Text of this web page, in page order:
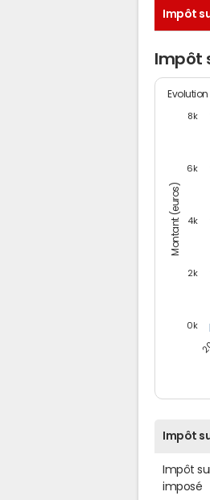
Impôt
Impôt
Montant (euros)
0k
2k
4k
6k
8k
Impôt
Impôt
imposé